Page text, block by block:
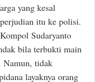
yang kesal
itu ke polisi.
Sudaryanto
bila terbukti main
Namun, tidak
layaknya orang